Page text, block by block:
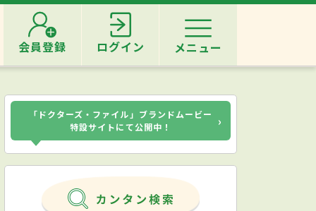
会員登録 ログイン メニュー
「ドクターズ・ファイル」ブランドムービー
特設サイトにて公開中！
›